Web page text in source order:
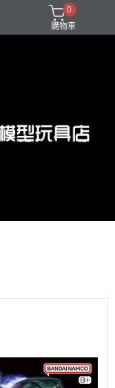
0
購物車